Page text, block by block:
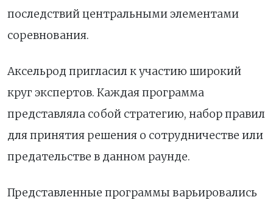
последствий центральными элементами
соревнования.
Аксельрод пригласил к участию широкий
круг экспертов. Каждая программа
представляла собой стратегию, набор правил
для принятия решения о сотрудничестве или
предательстве в данном раунде.
Представленные программы варьировались